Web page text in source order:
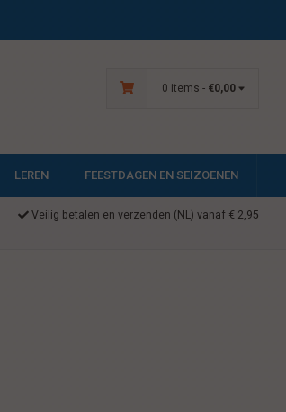
0 items - €0,00
LEREN FEESTDAGEN EN SEIZOENEN
Veilig betalen en verzenden (NL) vanaf € 2,95